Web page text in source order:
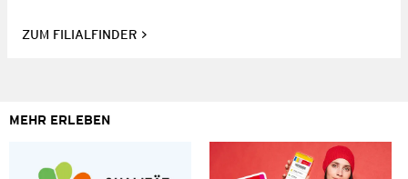
ZUM FILIALFINDER
MEHR ERLEBEN